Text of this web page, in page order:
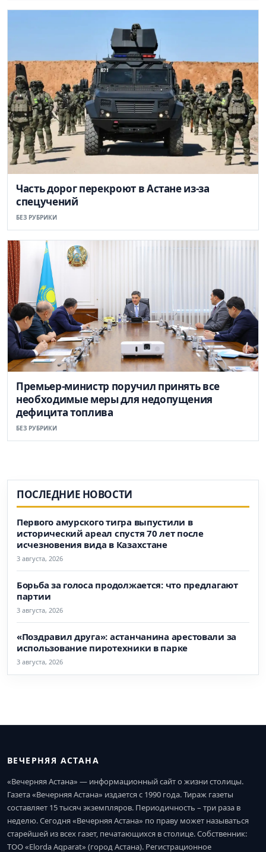
Часть дорог перекроют в Астане из-за
спецучений
БЕЗ РУБРИКИ
Премьер-министр поручил принять все
необходимые меры для недопущения
дефицита топлива
БЕЗ РУБРИКИ
ПОСЛЕДНИЕ НОВОСТИ
Первого амурского тигра выпустили в
исторический ареал спустя 70 лет после
исчезновения вида в Казахстане
3 августа, 2026
Борьба за голоса продолжается: что предлагают
партии
3 августа, 2026
«Поздравил друга»: астанчанина арестовали за
использование пиротехники в парке
3 августа, 2026
ВЕЧЕРНЯЯ АСТАНА
«Вечерняя Астана» — информационный сайт о жизни столицы.
Газета «Вечерняя Астана» издается с 1990 года. Тираж газеты
составляет 15 тысяч экземпляров. Периодичность – три раза в
неделю. Сегодня «Вечерняя Астана» по праву может называться
старейшей из всех газет, печатающихся в столице. Собственник:
ТОО «Elorda Aqparat» (город Астана). Регистрационное